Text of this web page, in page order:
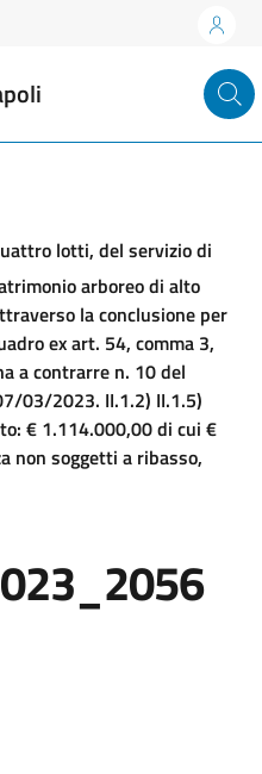
lotti, del servizio di
arboreo di alto
la conclusione per
ex art. 54, comma 3,
a contrarre n. 10 del
03/2023. II.1.2) II.1.5)
€ 1.114.000,00 di cui €
non soggetti a ribasso,